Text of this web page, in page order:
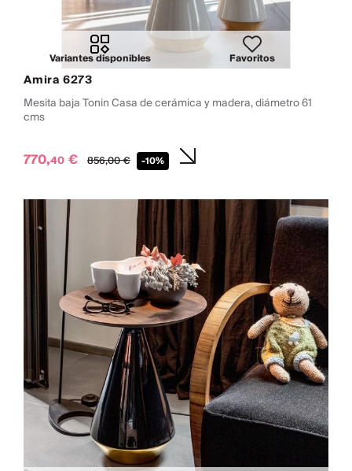
Variantes disponibles Favoritos
Amira 6273
Mesita baja Tonin Casa de cerámica y madera, diámetro 61
cms
770,40 € 856,00€ -10%